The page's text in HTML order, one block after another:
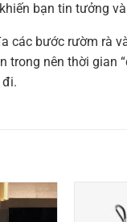
bạn tin tưởng
bước rườm rà
nên thời gian